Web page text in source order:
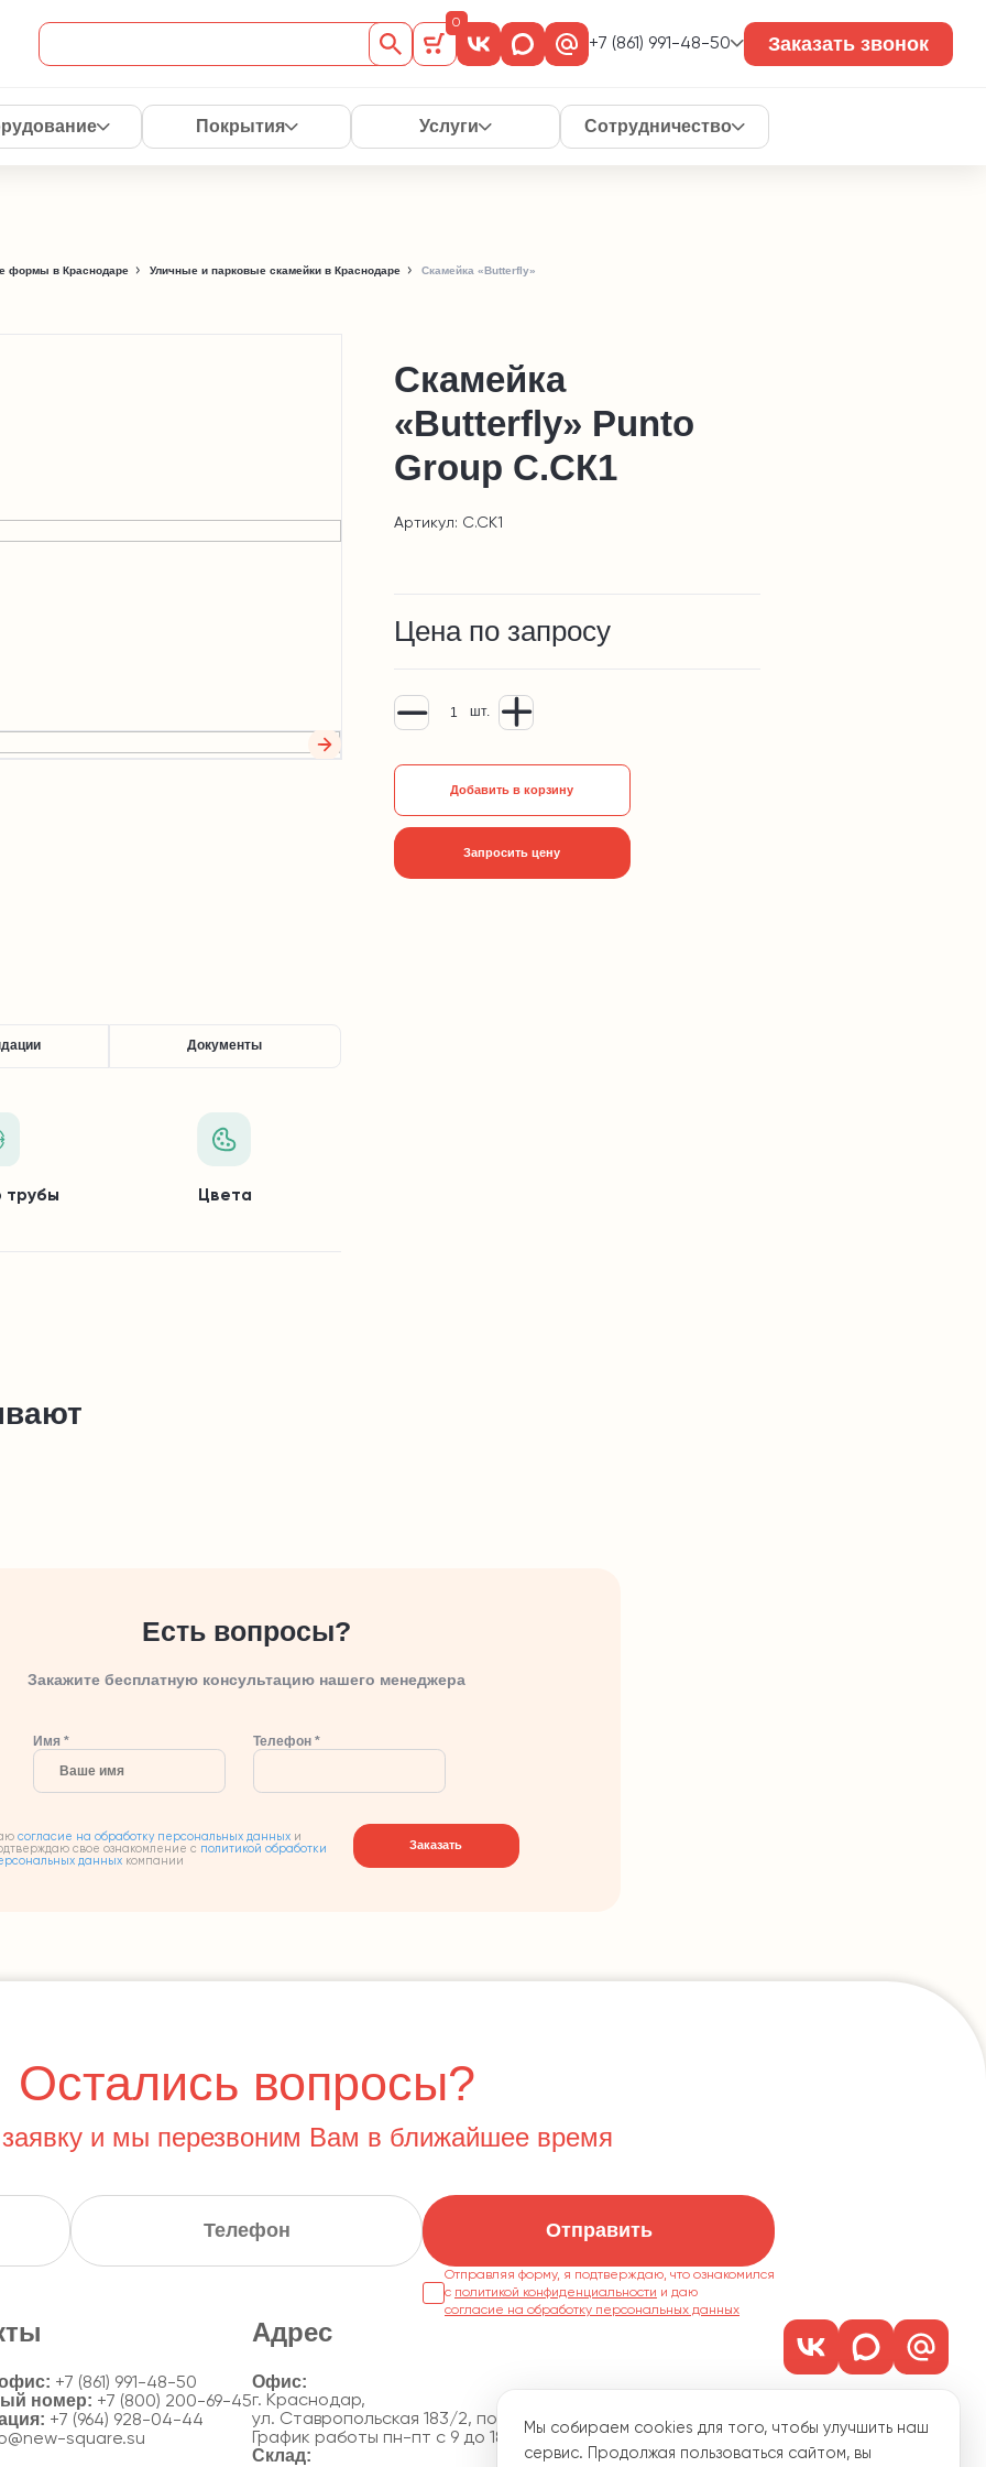
0
+7 (861) 991-48-50 Заказать звонок
Покрытия Услуги Сотрудничество
формы в Краснодаре Уличные и парковые скамейки в Краснодаре Скамейка «Butterfly»
Скамейка
«Butterfly» Punto
Group С.СК1
Артикул: С.СК1
Цена по запросу
шт.
Добавить в корзину
Запросить цену
Документы
трубы Цвета
Есть вопросы?
Закажите бесплатную консультацию нашего менеджера
Имя * Телефон *
согласие на обработку персональных данных и
свое ознакомление с политикой обработки
данных компании
Заказать
Остались вопросы?
заявку и мы перезвоним Вам в ближайшее время
Отправить
Отправляя форму, я подтверждаю, что ознакомился
с политикой конфиденциальности
согласие на обработку персональных данных
+7 (861) 991-48-50
номер: +7 (800) 200-69-45
+7 (964) 928-04-44
square.su
Адрес
г. Краснодар,
ул. Ставропольская 183/2, пом. 1101
График работы пн-пт с 9 до 18
Мы собираем cookies для того, чтобы улучшить наш
сервис. Продолжая пользоваться сайтом, вы